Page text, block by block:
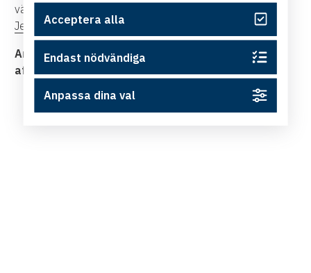
vänligen meddela oss på plats eller kontakta
Jennifer.berg@ostsvenskahandelskammaren.se
Anmäl dig nu och låt oss skapa nya
affärsmöjligheter tillsammans!
Acceptera alla
Endast nödvändiga
Anpassa dina val